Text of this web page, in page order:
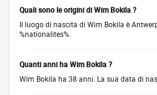
Quali sono le origini di Wim Bokila ?
Il luogo di nascita di Wim Bokila è
%nationalites%.
Quanti anni ha Wim Bokila ?
Wim Bokila ha 38 anni. La sua data di